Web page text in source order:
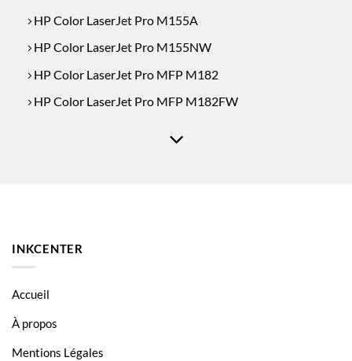
HP Color LaserJet Pro M155A
HP Color LaserJet Pro M155NW
HP Color LaserJet Pro MFP M182
HP Color LaserJet Pro MFP M182FW
INKCENTER
Accueil
À propos
Mentions Légales